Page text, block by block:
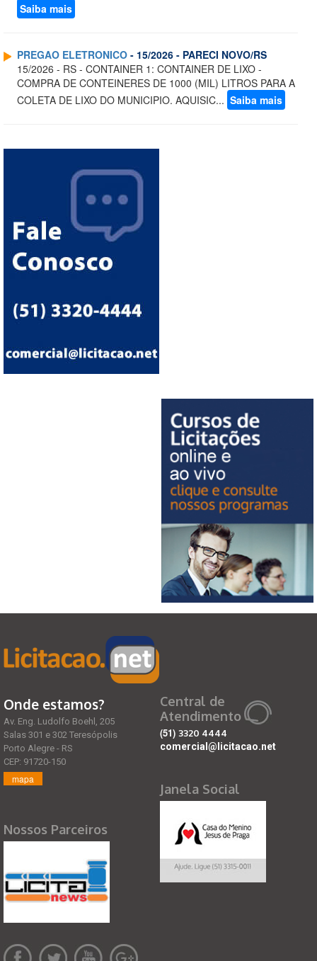
Saiba mais
PREGAO ELETRONICO - 15/2026 - PARECI NOVO/RS
15/2026 - RS - CONTAINER 1: CONTAINER DE LIXO -
COMPRA DE CONTEINERES DE 1000 (MIL) LITROS PARA A
COLETA DE LIXO DO MUNICIPIO. AQUISIC... Saiba mais
Onde estamos?
Av. Eng. Ludolfo Boehl, 205
Salas 301 e 302 Teresópolis
Porto Alegre - RS
CEP: 91720-150
mapa
Nossos Parceiros
Central de
Atendimento
(51) 3320 4444
comercial@licitacao.net
Janela Social